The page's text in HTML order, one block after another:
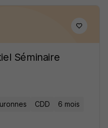
Séminaire
CDD 6 mois